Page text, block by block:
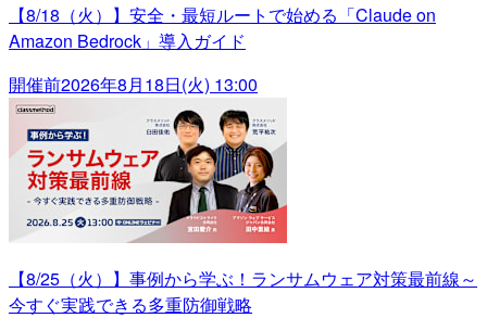
【8/18（火）】安全・最短ルートで始める「Claude on
Amazon Bedrock」導入ガイド
開催前2026年8月18日(火) 13:00
【8/25（火）】事例から学ぶ！ランサムウェア対策最前線～
今すぐ実践できる多重防御戦略